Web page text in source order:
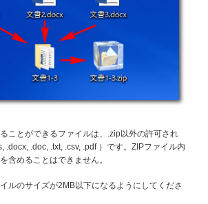
ことができるファイルは、.zip以外の許可され
.docx, .doc, .txt, .csv, .pdf ）です。ZIPファイル内
含めることはできません。
ルのサイズが2MB以下になるようにしてくださ